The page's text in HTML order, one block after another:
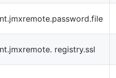
registry.ssl